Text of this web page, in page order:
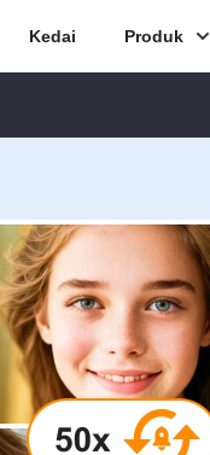
Kedai Produk